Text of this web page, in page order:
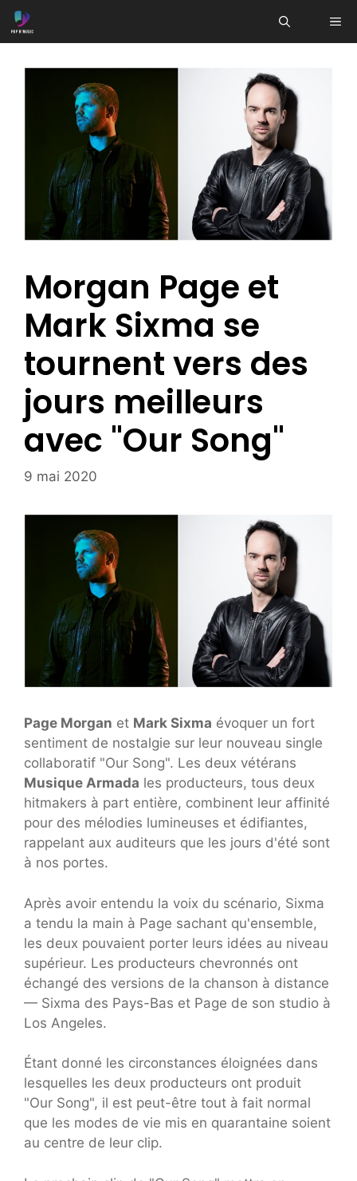
Aller
au
Morgan Page et
Mark Sixma se
tournent vers des
jours meilleurs
avec "Our Song"
9 mai 2020
Page Morgan et Mark Sixma évoquer un fort
sentiment de nostalgie sur leur nouveau single
collaboratif "Our Song". Les deux vétérans
Musique Armada les producteurs, tous deux
hitmakers à part entière, combinent leur affinité
pour des mélodies lumineuses et édifiantes,
rappelant aux auditeurs que les jours d'été sont
à nos portes.
Après avoir entendu la voix du scénario, Sixma
a tendu la main à Page sachant qu'ensemble,
les deux pouvaient porter leurs idées au niveau
supérieur. Les producteurs chevronnés ont
échangé des versions de la chanson à distance
— Sixma des Pays-Bas et Page de son studio à
Los Angeles.
Étant donné les circonstances éloignées dans
lesquelles les deux producteurs ont produit
"Our Song", il est peut-être tout à fait normal
que les modes de vie mis en quarantaine soient
au centre de leur clip.